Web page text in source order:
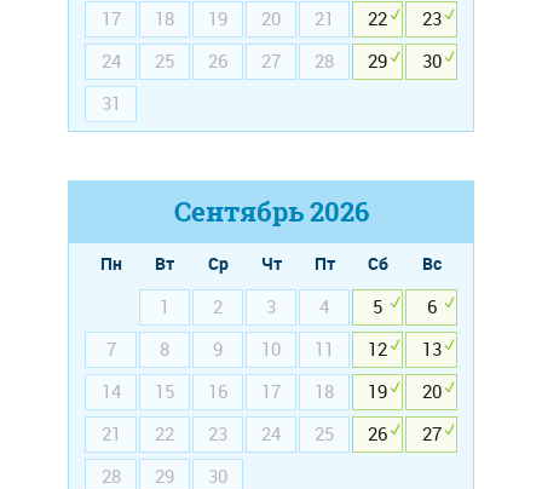
17
18 19 20 21 22
23
24
25 26 27 28 29
30
31
Сентябрь2026
Пн Вт Ср Чт Пт Сб
Вс
1
2 3 4 5
6
7
8 9 10 11 12
13
14
15 16 17 18 19
20
21
22 23 24 25 26
27
28
29 30